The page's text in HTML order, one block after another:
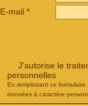
E-mail *
J'autorise le
personnelles
En remplissant ce
données à caractère